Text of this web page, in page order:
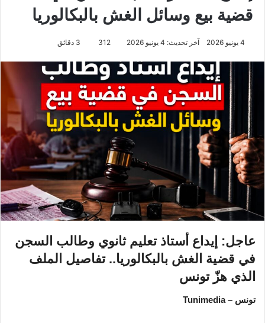
قضية بيع وسائل الغش بالبكالوريا
4 يونيو 2026 آخر تحديث: 4 يونيو 2026 312
عاجل: إيداع أستاذ تعليم ثانوي وطالب السجن
في قضية الغش بالبكالوريا.. تفاصيل الملف
الذي هزّ تونس
تونس – Tunimedia